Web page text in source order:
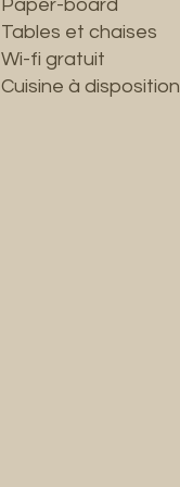
Paper-board
Tables et chaises
Wi-fi gratuit
Cuisine à disposition